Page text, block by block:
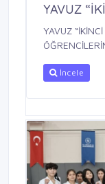
YAVUZ
YAVUZ
İncele